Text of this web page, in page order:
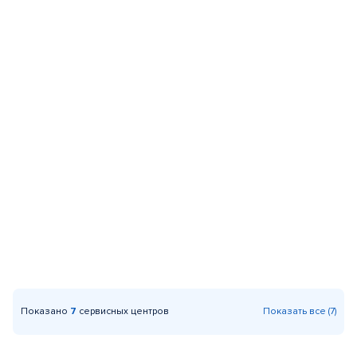
Показано 7 сервисных центров Показать все (7)